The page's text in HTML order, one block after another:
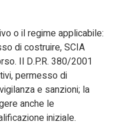
o il regime applicabile:
di costruire, SCIA
Il D.P.R. 380/2001
permesso di
e sanzioni; la
anche le
iniziale.